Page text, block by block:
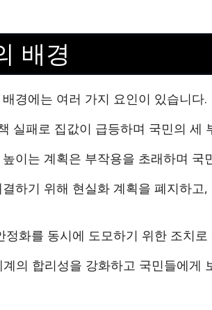
배경
경에는 여러 가지 요인이 있습니다.
실패로 집값이 급등하며 국민의 세
이는 계획은 부작용을 초래하며 국
하기 위해 현실화 계획을 폐지하고
화를 동시에 도모하기 위한 조치로
의 합리성을 강화하고 국민들에게